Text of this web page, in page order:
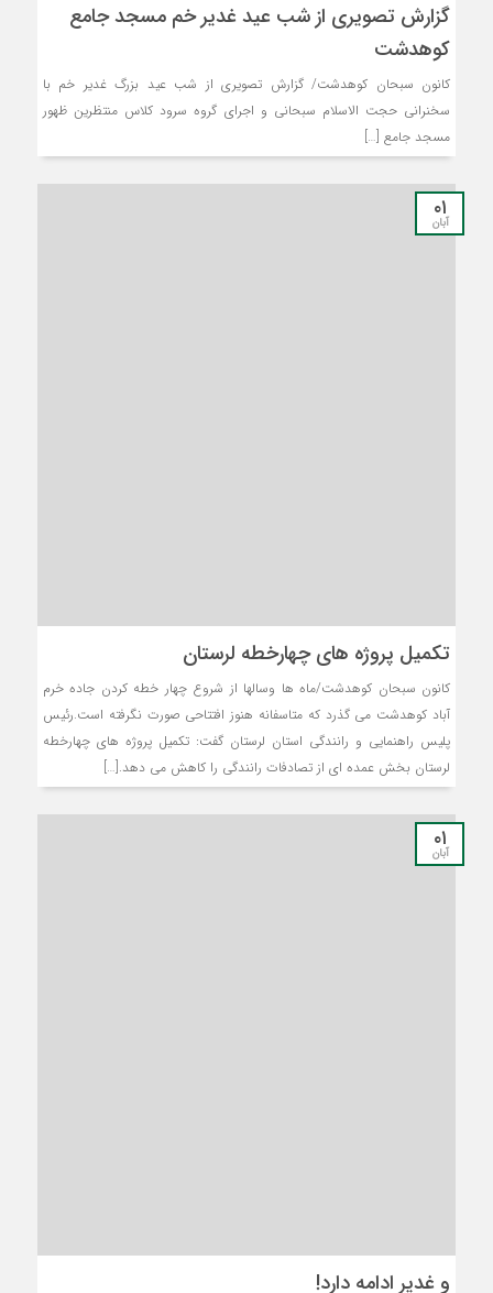
گزارش تصویری از شب عید غدیر خم مسجد جامع
کوهدشت
کانون سبحان کوهدشت/ گزارش تصویری از شب عید بزرگ غدیر خم با
سخنرانی حجت الاسلام سبحانی و اجرای گروه سرود کلاس منتظرین ظهور
مسجد جامع […]
۰۱
آبان
تکمیل پروژه های چهارخطه لرستان
کانون سبحان کوهدشت/ماه ها وسالها از شروع چهار خطه کردن جاده خرم
آباد کوهدشت می گذرد که متاسفانه هنوز افتتاحی صورت نگرفته است.رئیس
پلیس راهنمایی و رانندگی استان لرستان گفت: تکمیل پروژه های چهارخطه
لرستان بخش عمده ای از تصادفات رانندگی را کاهش می دهد.[…]
۰۱
آبان
و غدیر ادامه دارد!